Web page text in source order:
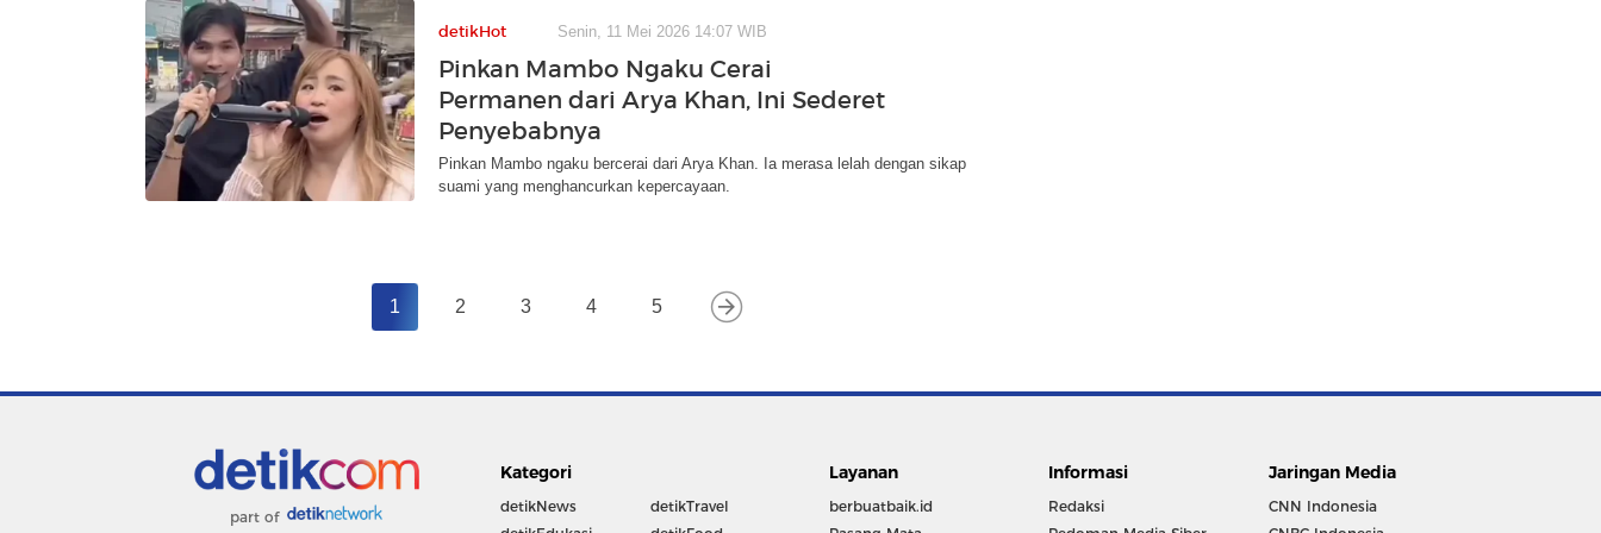
detikHot Senin, 11 Mei 2026 14:07 WIB
Pinkan Mambo Ngaku Cerai
Permanen dari Arya Khan, Ini Sederet
Penyebabnya
Pinkan Mambo ngaku bercerai dari Arya Khan. Ia merasa lelah dengan sikap
suami yang menghancurkan kepercayaan.
1 2 3 4 5
part of
Kategori
detikNews
detikTravel
Layanan
berbuatbaik.id
Informasi
Redaksi
Jaringan Media
CNN Indonesia